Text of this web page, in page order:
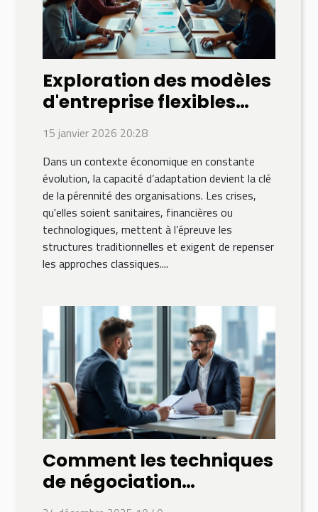
Exploration des modèles
d'entreprise flexibles
pour surmonter les
crises
15 janvier 2026 20:28
Dans un contexte économique en constante
évolution, la capacité d’adaptation devient la clé
de la pérennité des organisations. Les crises,
qu'elles soient sanitaires, financières ou
technologiques, mettent à l’épreuve les
structures traditionnelles et exigent de repenser
les approches classiques....
Comment les techniques
de négociation
influencent le succès des